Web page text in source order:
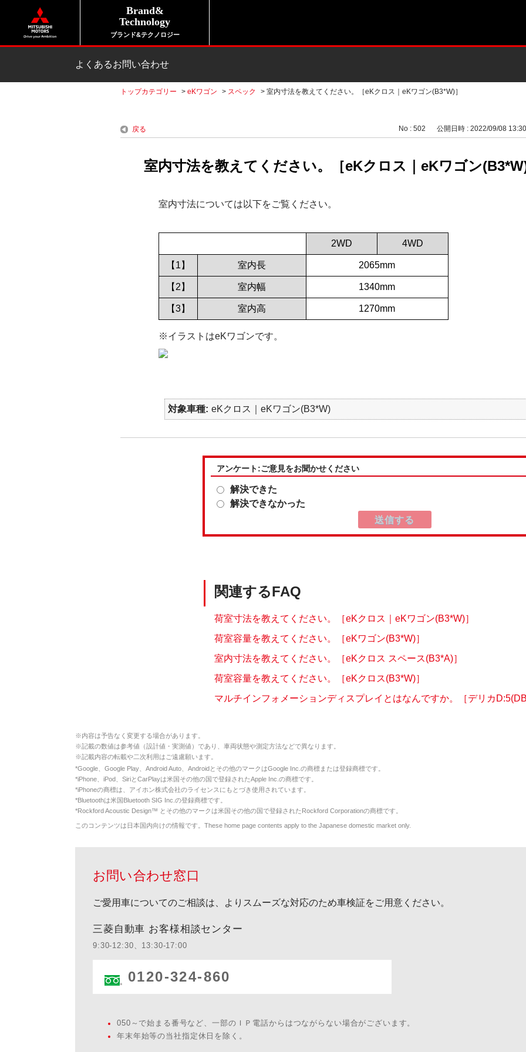
Brand&
Technology
ブランド&テクノロジー
よくあるお問い合わせ
トップカテゴリー > eKワゴン > スペック > 室内寸法を教えてください。［eKクロス｜eKワゴン(B3*W)］
戻る No : 502 公開日時 : 2022/09/08 13:30
室内寸法を教えてください。［eKクロス｜eKワゴン
室内寸法については以下をご覧ください。
2WD 4WD
【1】 室内長 2065mm
【2】 室内幅 1340mm
【3】 室内高 1270mm
※イラストはeKワゴンです。
対象車種 eKクロス｜eKワゴン(B3*W)
アンケート:ご意見をお聞かせください
解決できた
解決できなかった
関連するFAQ
荷室寸法を教えてください。［eKクロス｜eKワゴン(B3*W)］
荷室容量を教えてください。［eKワゴン(B3*W)］
室内寸法を教えてください。［eKクロス スペース(B3*A)］
荷室容量を教えてください。［eKクロス(B3*W)］
マルチインフォメーションディスプレイとはなんですか。［デリカ
※内容は予告なく変更する場合があります。
※記載の数値は参考値（設計値・実測値）であり、車両状態や測定方法などで異なります。
※記載内容の転載や二次利用はご遠慮願います。
*Google、Google Play、Android Auto、Androidとその他のマークはGoogle Inc.の商標または登録商標です。
*iPhone、iPod、SiriとCarPlayは米国その他の国で登録されたApple Inc.の商標です。
*iPhoneの商標は、アイホン株式会社のライセンスにもとづき使用されています。
*Bluetoothは米国Bluetooth SIG Inc.の登録商標です。
*Rockford Acoustic Design™ とその他のマークは米国その他の国で登録されたRockford Corporationの商標です。
このコンテンツは日本国内向けの情報です。These home page contents apply to the Japanese domestic market only.
お問い合わせ窓口
ご愛用車についてのご相談は、よりスムーズな対応のため車検証をご用意ください。
三菱自動車 お客様相談センター
9:30-12:30、13:30-17:00
0120-324-860
050～で始まる番号など、一部のＩＰ電話からはつながらない場合がございます。
年末年始等の当社指定休日を除く。